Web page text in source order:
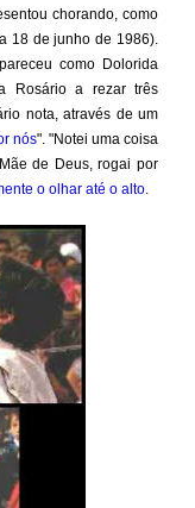
chorando, como
18 de junho de 1986).
como Dolorida
Rosário a rezar três
nota, através de um
nós". "Notei uma coisa
de Deus, rogai por
o olhar até o alto.